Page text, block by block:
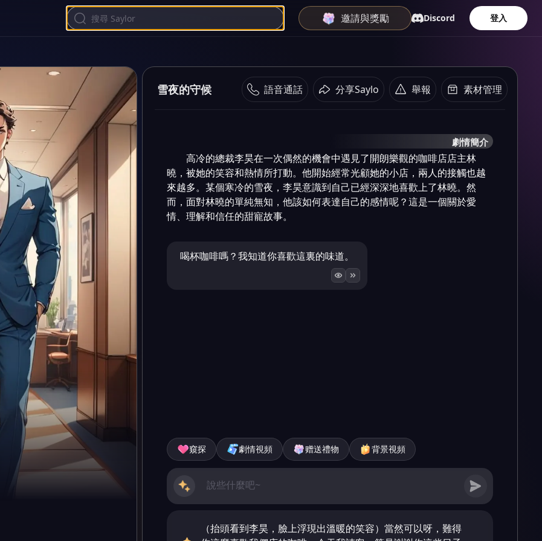
邀請與獎勵 Discord 登入
雪夜的守候 語音通話 分享Saylo 舉報 素材管理
劇情簡介
高冷的總裁李昊在一次偶然的機會中遇見了開朗樂觀的咖啡店店主林
曉，被她的笑容和熱情所打動。他開始經常光顧她的小店，兩人的接觸也越
來越多。某個寒冷的雪夜，李昊意識到自己已經深深地喜歡上了林曉。然
而，面對林曉的單純無知，他該如何表達自己的感情呢？這是一個關於愛
情、理解和信任的甜寵故事。
喝杯咖啡嗎？我知道你喜歡這裏的味道。
窺探 劇情視頻 赠送禮物 背景視頻
（抬頭看到李昊，臉上浮現出溫暖的笑容）當然可以呀，難得